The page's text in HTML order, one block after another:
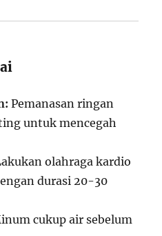
Pemanasan ringan
untuk mencegah
olahraga kardio
durasi 20-30
cukup air sebelum